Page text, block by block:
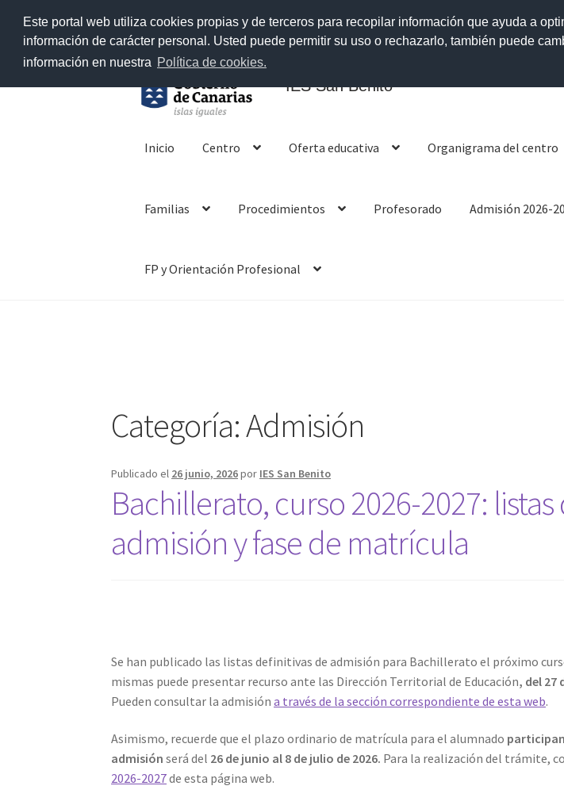
Este portal web utiliza cookies propias y de terceros para recopilar información que ayuda a
información de carácter personal. Usted puede permitir su uso o rechazarlo, también puede
información en nuestra Política de cookies.
IES San Benito
a
al
Inicio Centro Oferta educativa Organigrama del centro
Familias Procedimientos Profesorado Admisión 2026-
FP y Orientación Profesional
Categoría:Admisión
Publicado el 26 junio, 2026por IES San Benito
Bachillerato, curso 2026-2027:
admisión y fase de matrícula
Se han publicado las listas definitivas de admisión para Bachillerato el próximo
mismas puede presentar recurso ante las Dirección Territorial de Educación, del 27
Pueden consultar la admisióna través de la sección correspondiente de esta web.
Asimismo, recuerde que el plazo ordinario de matrícula para el alumnado
admisión será del 26 de junio al 8 de julio de 2026. Para la realización del trámite,
2026-2027de esta página web.